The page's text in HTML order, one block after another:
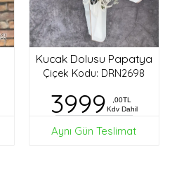
Kucak Dolusu Papatya
Çiçek Kodu: DRN2698
3999
,00TL
Kdv Dahil
Aynı Gün Teslimat